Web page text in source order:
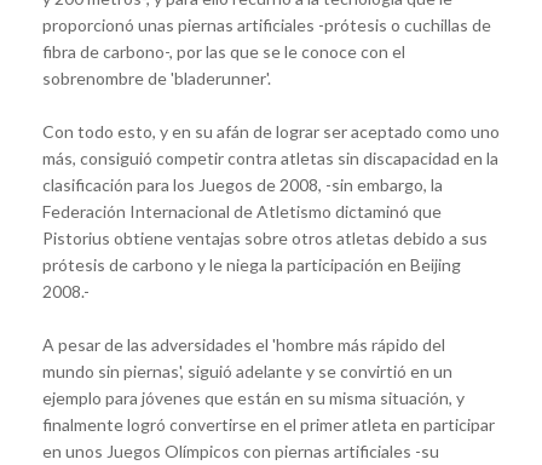
proporcionó unas piernas artificiales -prótesis o cuchillas de
fibra de carbono-, por las que se le conoce con el
sobrenombre de 'bladerunner'.
Con todo esto, y en su afán de lograr ser aceptado como uno
más, consiguió competir contra atletas sin discapacidad en la
clasificación para los Juegos de 2008, -sin embargo, la
Federación Internacional de Atletismo dictaminó que
Pistorius obtiene ventajas sobre otros atletas debido a sus
prótesis de carbono y le niega la participación en Beijing
2008.-
A pesar de las adversidades el 'hombre más rápido del
mundo sin piernas', siguió adelante y se convirtió en un
ejemplo para jóvenes que están en su misma situación, y
finalmente logró convertirse en el primer atleta en participar
en unos Juegos Olímpicos con piernas artificiales -su